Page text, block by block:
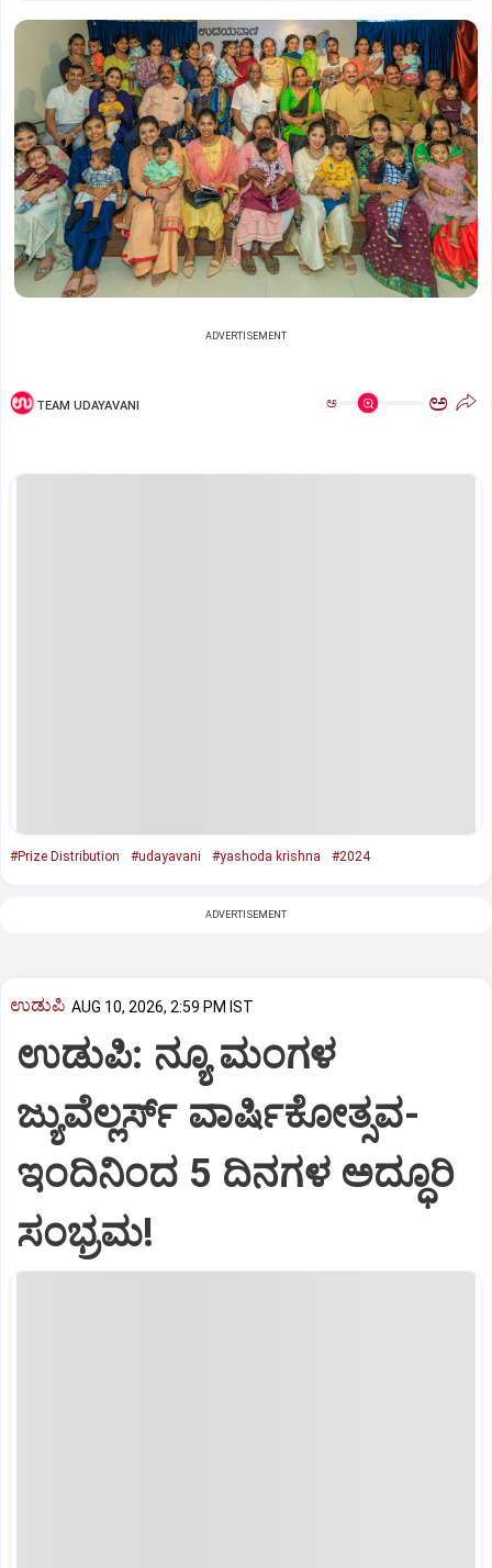
ADVERTISEMENT
TEAM UDAYAVANI ಅ ಅ
#Prize Distribution #udayavani #yashoda krishna #2024
ADVERTISEMENT
ಉಡುಪಿ AUG 10, 2026, 2:59 PM IST
ಉಡುಪಿ: ನ್ಯೂ ಮಂಗಳ
ಜ್ಯುವೆಲ್ಲರ್ಸ್ ವಾರ್ಷಿಕೋತ್ಸವ-
ಇಂದಿನಿಂದ 5 ದಿನಗಳ ಅದ್ಧೂರಿ
ಸಂಭ್ರಮ!